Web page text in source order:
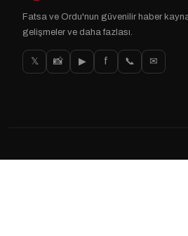
Fatsa ve Ordu'nun güvenilir haber
gelişmeler ve daha fazlası.
𝕏 📸 ▶ f 📞 ✉